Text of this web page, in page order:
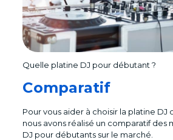
Quelle platine DJ pour débutant ?
Comparatif
Pour vous aider à choisir la platine DJ
nous avons réalisé un comparatif des
DJ pour débutants sur le marché.